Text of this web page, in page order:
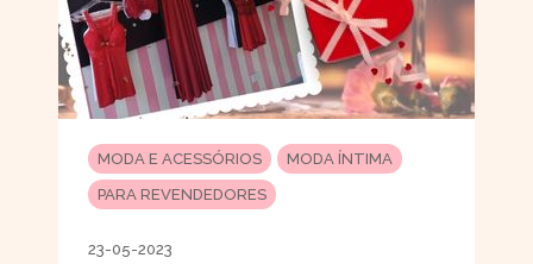
MODA E ACESSÓRIOS
MODA ÍNTIMA
PARA REVENDEDORES
23-05-2023